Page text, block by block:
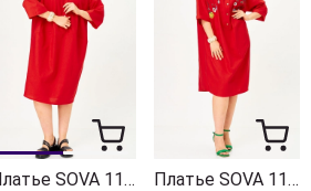
Платье SOVA 11329 красный Платье SOVA 11318 красный